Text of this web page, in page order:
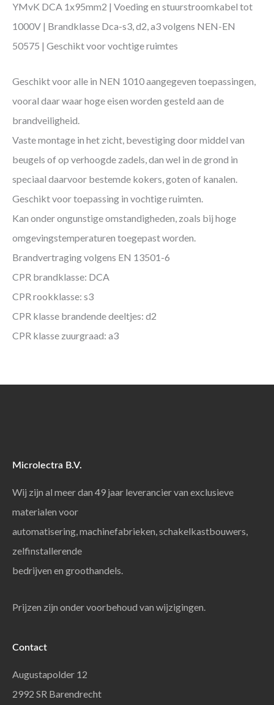
YMvK DCA 1x95mm2 | Voeding en stuurstroomkabel tot
1000V | Brandklasse Dca-s3, d2, a3 volgens NEN-EN
50575 | Geschikt voor vochtige ruimtes
Geschikt voor alle in NEN 1010 aangegeven toepassingen,
vooral daar waar hoge eisen worden gesteld aan de
brandveiligheid.
Vaste montage in het zicht, bevestiging door middel van
beugels of op verhoogde zadels, dan wel in de grond in
speciaal daarvoor bestemde kokers, goten of kanalen.
Geschikt voor toepassing in vochtige ruimten.
Kan onder ongunstige omstandigheden, zoals bij hoge
omgevingstemperaturen toegepast worden.
Brandvertraging volgens EN 13501-6
CPR brandklasse: DCA
CPR rookklasse: s3
CPR klasse brandende deeltjes: d2
CPR klasse zuurgraad: a3
Microlectra B.V.
Wij zijn al meer dan 49 jaar leverancier van exclusieve
materialen voor
automatisering, machinefabrieken, schakelkastbouwers,
zelfinstallerende
bedrijven en groothandels.
Prijzen zijn onder voorbehoud van wijzigingen.
Contact
Augustapolder 12
2992 SR Barendrecht